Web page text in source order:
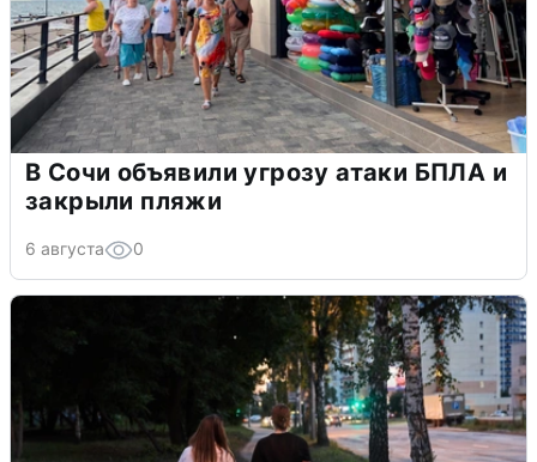
В Сочи объявили угрозу атаки БПЛА и
закрыли пляжи
6 августа 0